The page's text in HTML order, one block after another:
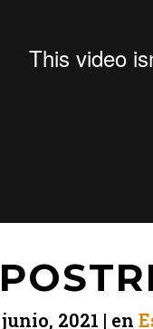
2021 en